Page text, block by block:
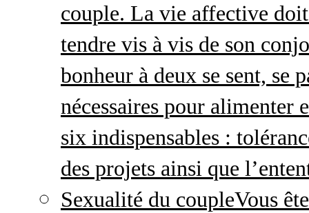
couple. La vie affective
tendre vis à vis de son
bonheur à deux se sent, se
nécessaires pour alimenter
six indispensables :
des projets ainsi que
Sexualité du coupleVous